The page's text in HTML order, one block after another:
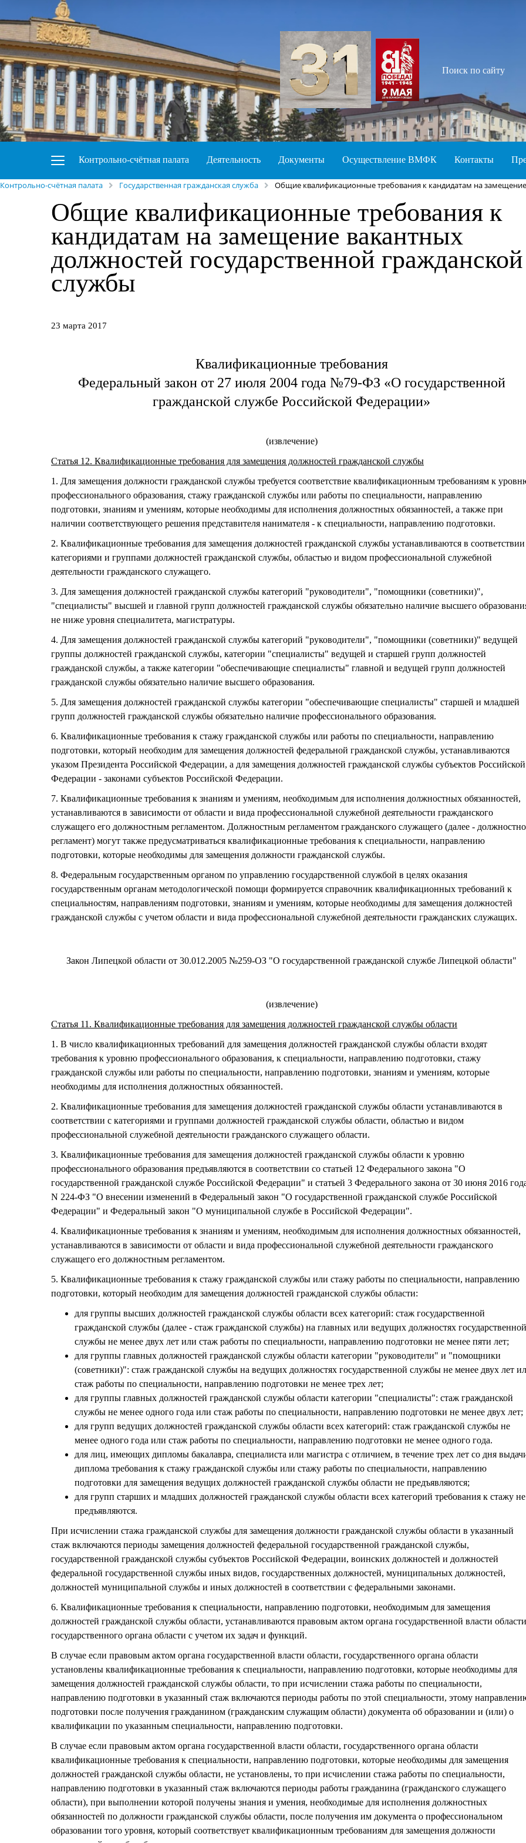
Поиск по сайту
Контрольно-счётная палата Деятельность Документы Осуществление ВМФК Контакты
Контрольно-счётная палата Государственная гражданская служба Общие квалификационные требования к кандидатам на
Общие квалификационные требования к
кандидатам на замещение вакантных
должностей государственной гражданской
службы
23 марта 2017
Квалификационные требования
Федеральный закон от 27 июля 2004 года №79-ФЗ «О государственной
гражданской службе Российской Федерации»
(извлечение)
Статья 12. Квалификационные требования для замещения должностей гражданской службы
1. Для замещения должности гражданской службы требуется соответствие квалификационным требованиям к
профессионального образования, стажу гражданской службы или работы по специальности, направлению
подготовки, знаниям и умениям, которые необходимы для исполнения должностных обязанностей, а также при
наличии соответствующего решения представителя нанимателя - к специальности, направлению подготовки.
2. Квалификационные требования для замещения должностей гражданской службы устанавливаются в соответствии
категориями и группами должностей гражданской службы, областью и видом профессиональной служебной
деятельности гражданского служащего.
3. Для замещения должностей гражданской службы категорий "руководители", "помощники (советники)",
"специалисты" высшей и главной групп должностей гражданской службы обязательно наличие высшего
не ниже уровня специалитета, магистратуры.
4. Для замещения должностей гражданской службы категорий "руководители", "помощники (советники)" ведущей
группы должностей гражданской службы, категории "специалисты" ведущей и старшей групп должностей
гражданской службы, а также категории "обеспечивающие специалисты" главной и ведущей групп должностей
гражданской службы обязательно наличие высшего образования.
5. Для замещения должностей гражданской службы категории "обеспечивающие специалисты" старшей и младшей
групп должностей гражданской службы обязательно наличие профессионального образования.
6. Квалификационные требования к стажу гражданской службы или работы по специальности, направлению
подготовки, который необходим для замещения должностей федеральной гражданской службы, устанавливаются
указом Президента Российской Федерации, а для замещения должностей гражданской службы субъектов Российской
Федерации - законами субъектов Российской Федерации.
7. Квалификационные требования к знаниям и умениям, необходимым для исполнения должностных обязанностей,
устанавливаются в зависимости от области и вида профессиональной служебной деятельности гражданского
служащего его должностным регламентом. Должностным регламентом гражданского служащего (далее -
регламент) могут также предусматриваться квалификационные требования к специальности, направлению
подготовки, которые необходимы для замещения должности гражданской службы.
8. Федеральным государственным органом по управлению государственной службой в целях оказания
государственным органам методологической помощи формируется справочник квалификационных требований к
специальностям, направлениям подготовки, знаниям и умениям, которые необходимы для замещения должностей
гражданской службы с учетом области и вида профессиональной служебной деятельности гражданских служащих.
Закон Липецкой области от 30.012.2005 №259-ОЗ "О государственной гражданской службе Липецкой области"
(извлечение)
Статья 11. Квалификационные требования для замещения должностей гражданской службы области
1. В число квалификационных требований для замещения должностей гражданской службы области входят
требования к уровню профессионального образования, к специальности, направлению подготовки, стажу
гражданской службы или работы по специальности, направлению подготовки, знаниям и умениям, которые
необходимы для исполнения должностных обязанностей.
2. Квалификационные требования для замещения должностей гражданской службы области устанавливаются в
соответствии с категориями и группами должностей гражданской службы области, областью и видом
профессиональной служебной деятельности гражданского служащего области.
3. Квалификационные требования для замещения должностей гражданской службы области к уровню
профессионального образования предъявляются в соответствии со статьей 12 Федерального закона "О
государственной гражданской службе Российской Федерации" и статьей 3 Федерального закона от 30 июня 2016
N 224-ФЗ "О внесении изменений в Федеральный закон "О государственной гражданской службе Российской
Федерации" и Федеральный закон "О муниципальной службе в Российской Федерации".
4. Квалификационные требования к знаниям и умениям, необходимым для исполнения должностных обязанностей,
устанавливаются в зависимости от области и вида профессиональной служебной деятельности гражданского
служащего его должностным регламентом.
5. Квалификационные требования к стажу гражданской службы или стажу работы по специальности, направлению
подготовки, который необходим для замещения должностей гражданской службы области:
для группы высших должностей гражданской службы области всех категорий: стаж государственной
гражданской службы (далее - стаж гражданской службы) на главных или ведущих должностях государственной
службы не менее двух лет или стаж работы по специальности, направлению подготовки не менее пяти лет;
для группы главных должностей гражданской службы области категории "руководители" и "помощники
(советники)": стаж гражданской службы на ведущих должностях государственной службы не менее двух лет
стаж работы по специальности, направлению подготовки не менее трех лет;
для группы главных должностей гражданской службы области категории "специалисты": стаж гражданской
службы не менее одного года или стаж работы по специальности, направлению подготовки не менее двух лет;
для групп ведущих должностей гражданской службы области всех категорий: стаж гражданской службы не
менее одного года или стаж работы по специальности, направлению подготовки не менее одного года.
для лиц, имеющих дипломы бакалавра, специалиста или магистра с отличием, в течение трех лет со дня
диплома требования к стажу гражданской службы или стажу работы по специальности, направлению
подготовки для замещения ведущих должностей гражданской службы области не предъявляются;
для групп старших и младших должностей гражданской службы области всех категорий требования к стажу не
предъявляются.
При исчислении стажа гражданской службы для замещения должности гражданской службы области в указанный
стаж включаются периоды замещения должностей федеральной государственной гражданской службы,
государственной гражданской службы субъектов Российской Федерации, воинских должностей и должностей
федеральной государственной службы иных видов, государственных должностей, муниципальных должностей,
должностей муниципальной службы и иных должностей в соответствии с федеральными законами.
6. Квалификационные требования к специальности, направлению подготовки, необходимым для замещения
должностей гражданской службы области, устанавливаются правовым актом органа государственной власти
государственного органа области с учетом их задач и функций.
В случае если правовым актом органа государственной власти области, государственного органа области
установлены квалификационные требования к специальности, направлению подготовки, которые необходимы для
замещения должностей гражданской службы области, то при исчислении стажа работы по специальности,
направлению подготовки в указанный стаж включаются периоды работы по этой специальности, этому
подготовки после получения гражданином (гражданским служащим области) документа об образовании и (или) о
квалификации по указанным специальности, направлению подготовки.
В случае если правовым актом органа государственной власти области, государственного органа области
квалификационные требования к специальности, направлению подготовки, которые необходимы для замещения
должностей гражданской службы области, не установлены, то при исчислении стажа работы по специальности,
направлению подготовки в указанный стаж включаются периоды работы гражданина (гражданского служащего
области), при выполнении которой получены знания и умения, необходимые для исполнения должностных
обязанностей по должности гражданской службы области, после получения им документа о профессиональном
образовании того уровня, который соответствует квалификационным требованиям для замещения должности